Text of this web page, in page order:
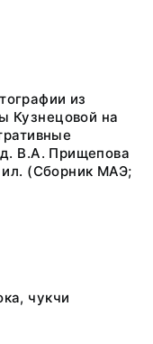
из
Кузнецовой на
В.А. Прищепова
(Сборник МАЭ;
чукчи